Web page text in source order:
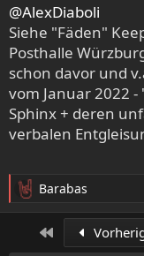
@AlexDiaboli
Siehe "Fäden"
Posthalle
schon davor und
vom Januar 2022
Sphinx + deren
verbalen
R
e
Barabas
Erste